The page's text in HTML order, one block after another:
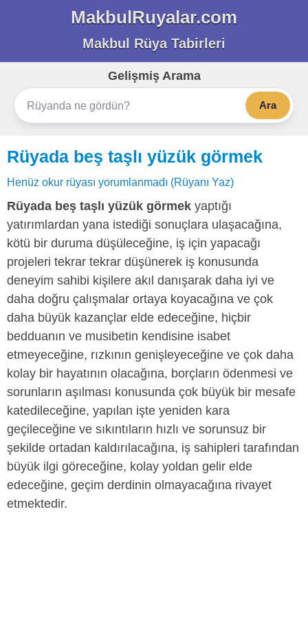
MakbulRuyalar.com
Makbul Rüya Tabirleri
Gelişmiş Arama
Ara
Rüyada beş taşlı yüzük görmek
Henüz okur rüyası yorumlanmadı (Rüyanı Yaz)
Rüyada beş taşlı yüzük görmek yaptığı
yatırımlardan yana istediği sonuçlara ulaşacağına,
kötü bir duruma düşüleceğine, iş için yapacağı
projeleri tekrar tekrar düşünerek iş konusunda
deneyim sahibi kişilere akıl danışarak daha iyi ve
daha doğru çalışmalar ortaya koyacağına ve çok
daha büyük kazançlar elde edeceğine, hiçbir
bedduanın ve musibetin kendisine isabet
etmeyeceğine, rızkının genişleyeceğine ve çok daha
kolay bir hayatının olacağına, borçların ödenmesi ve
sorunların aşılması konusunda çok büyük bir mesafe
katedileceğine, yapılan işte yeniden kara
geçileceğine ve sıkıntıların hızlı ve sorunsuz bir
şekilde ortadan kaldırılacağına, iş sahipleri tarafından
büyük ilgi göreceğine, kolay yoldan gelir elde
edeceğine, geçim derdinin olmayacağına rivayet
etmektedir.